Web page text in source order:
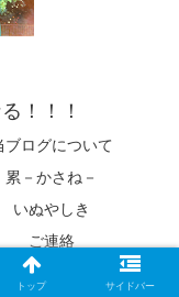
！！！
ブログについて
累－かさね－
いぬやしき
ご連絡
る！！！.
トップ サイドバー